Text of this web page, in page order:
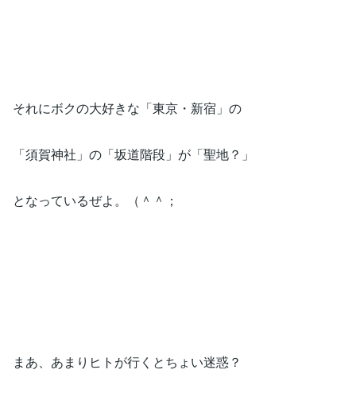
それにボクの大好きな「東京・新宿」の
「須賀神社」の「坂道階段」が「聖地？」
となっているぜよ。（＾＾；
まあ、あまりヒトが行くとちょい迷惑？